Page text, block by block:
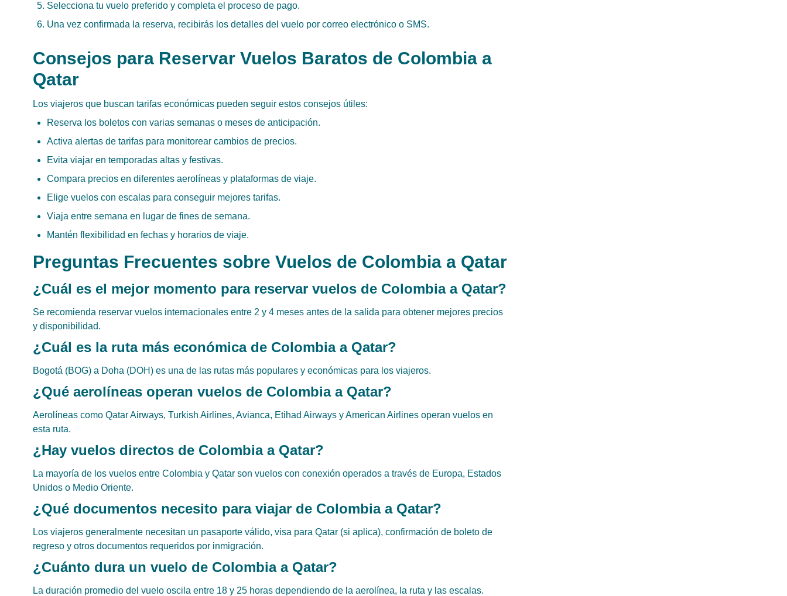
Selecciona tu vuelo preferido y completa el proceso de pago.
Una vez confirmada la reserva, recibirás los detalles del vuelo por correo electrónico o SMS.
Consejos para Reservar Vuelos Baratos de Colombia a
Qatar
Los viajeros que buscan tarifas económicas pueden seguir estos consejos útiles:
Reserva los boletos con varias semanas o meses de anticipación.
Activa alertas de tarifas para monitorear cambios de precios.
Evita viajar en temporadas altas y festivas.
Compara precios en diferentes aerolíneas y plataformas de viaje.
Elige vuelos con escalas para conseguir mejores tarifas.
Viaja entre semana en lugar de fines de semana.
Mantén flexibilidad en fechas y horarios de viaje.
Preguntas Frecuentes sobre Vuelos de Colombia a Qatar
¿Cuál es el mejor momento para reservar vuelos de Colombia a Qatar?
Se recomienda reservar vuelos internacionales entre 2 y 4 meses antes de la salida para obtener mejores precios
y disponibilidad.
¿Cuál es la ruta más económica de Colombia a Qatar?
Bogotá (BOG) a Doha (DOH) es una de las rutas más populares y económicas para los viajeros.
¿Qué aerolíneas operan vuelos de Colombia a Qatar?
Aerolíneas como Qatar Airways, Turkish Airlines, Avianca, Etihad Airways y American Airlines operan vuelos en
esta ruta.
¿Hay vuelos directos de Colombia a Qatar?
La mayoría de los vuelos entre Colombia y Qatar son vuelos con conexión operados a través de Europa, Estados
Unidos o Medio Oriente.
¿Qué documentos necesito para viajar de Colombia a Qatar?
Los viajeros generalmente necesitan un pasaporte válido, visa para Qatar (si aplica), confirmación de boleto de
regreso y otros documentos requeridos por inmigración.
¿Cuánto dura un vuelo de Colombia a Qatar?
La duración promedio del vuelo oscila entre 18 y 25 horas dependiendo de la aerolínea, la ruta y las escalas.